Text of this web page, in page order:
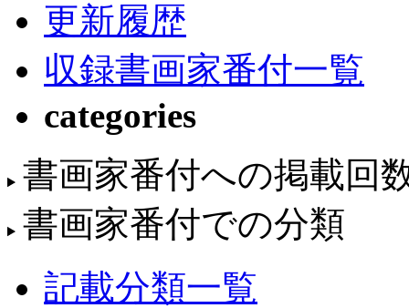
更新履歴
収録書画家番付一覧
categories
書画家番付への掲載回
書画家番付での分類
記載分類一覧